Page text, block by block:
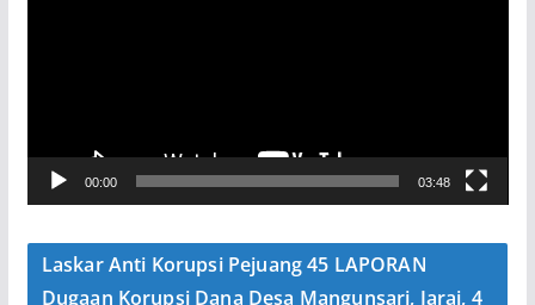
V
e
00:00 03:48
Laskar Anti Korupsi Pejuang 45 LAPORAN
Dugaan Korupsi Dana Desa Mangunsari, Jarai, 4